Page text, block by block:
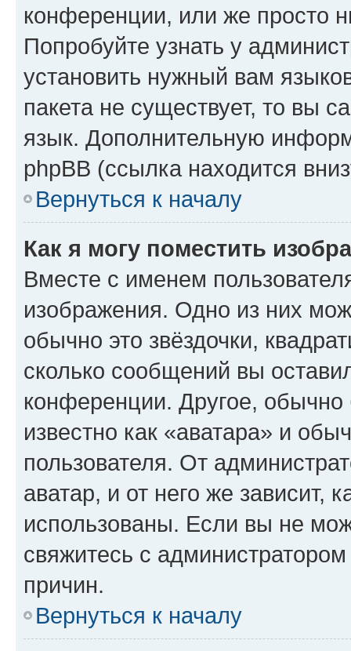
конференции, или же просто
Попробуйте узнать у
установить нужный вам
пакета не существует, то вы
язык. Дополнительную
phpBB (ссылка находится
Вернуться к началу
Как я могу поместить
Вместе с именем
изображения. Одно из них
обычно это звёздочки,
сколько сообщений вы
конференции. Другое,
известно как «аватара» и
пользователя. От
аватар, и от него же зависит,
использованы. Если вы не
свяжитесь с
причин.
Вернуться к началу